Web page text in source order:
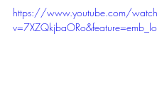
https://www.youtube.com/